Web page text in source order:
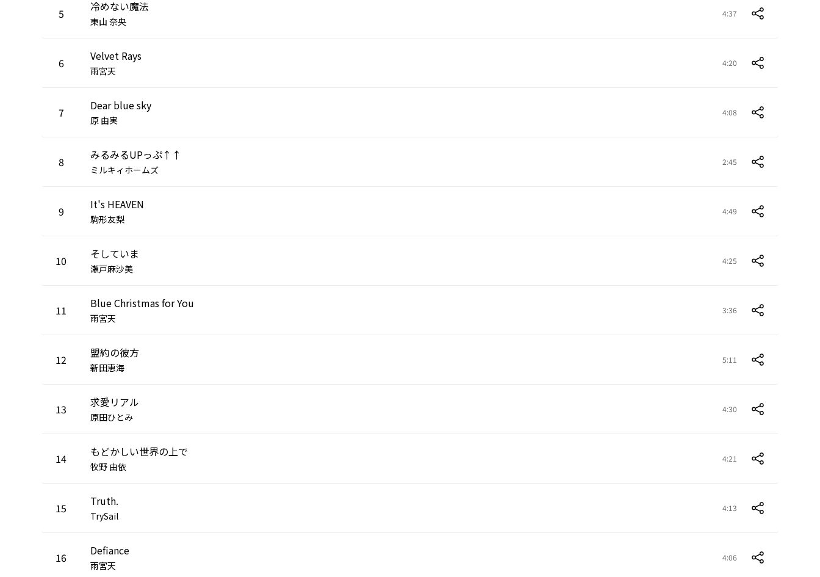
5 冷めない魔法
東山 奈央
4:37
6 Velvet Rays
雨宮天
4:20
7 Dear blue sky
原 由実
4:08
8 みるみるUPっぷ↑↑
ミルキィホームズ
2:45
9 It's HEAVEN
駒形友梨
4:49
10 そしていま
瀬戸麻沙美
4:25
11 Blue Christmas for You
雨宮天
3:36
12 盟約の彼方
新田恵海
5:11
13 求愛リアル
原田ひとみ
4:30
14 もどかしい世界の上で
牧野 由依
4:21
15 Truth.
TrySail
4:13
16 Defiance
雨宮天
4:06